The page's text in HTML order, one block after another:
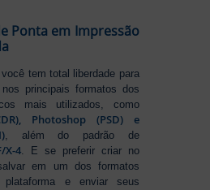
Ponta em Impressão
você tem total liberdade para
principais formatos dos
mais utilizados, como
Photoshop (PSD) e
, além do padrão de
X-4. E se preferir criar no
em um dos formatos
plataforma e enviar seus